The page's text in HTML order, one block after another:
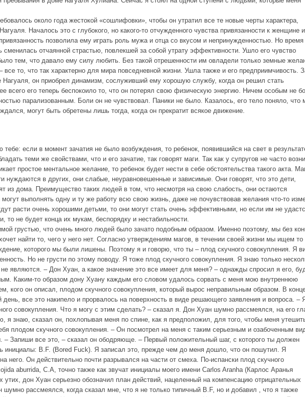
около года жестокой «сошлифовки», чтобы он утратил все те новые черты характера,
Началось это с глубокого, но какого-то отчужденного чувства привязанности к женщине
позволила ему играть роль мужа и отца со вкусом и непринужденностью. Но
сменилась отчаянной страстью, повлекшей за собой утрату эффективности. Ушло его чувство
тем, что давало ему силу любить. Без такой отрешенности им овладели только земные
все то, что так характерно для мира повседневной жизни. Ушла также и его предприимчивость.
он приобрел динамизм, сослуживший ему хорошую службу, когда он решил стать
всего его теперь беспокоило то, что он потерял свою физическую энергию. Ничем особым не
парализованным. Боли он не чувствовал. Паники не было. Казалось, его тело поняло, что
могут быть обретены лишь тогда, когда он прекратит всякое движение.
тебе: если в момент зачатия не было возбуждения, то ребенок, появившийся на свет в
теми же свойствами, что и его зачатие, так говорят маги. Так как у супругов не часто
простое ментальное желание, то ребенок будет нести в себе обстоятельства такого акта.
нуждаются в других, они слабые, неуравновешенные и зависимые. Они говорят, что это дети,
из дома. Преимущество таких людей в том, что несмотря на свою слабость, они остаются
выполнять одну и ту же работу всю свою жизнь, даже не почувствовав желания что-то
расти очень хорошими детьми, то они могут стать очень эффективными, но если им не
то не будет конца их мукам, беспорядку и нестабильности.
грустью, что очень много людей было зачато подобным образом. Именно поэтому, мы без
найти то, чего у него нет. Согласно утверждениям магов, в течении своей жизни мы ищем то
которого мы были лишены. Поэтому я и говорю, что ты – плод скучного совокупления. Я
Но не грусти по этому поводу. Я тоже плод скучного совокупления. Я знаю только
являются. – Дон Хуан, а какое значение это все имеет для меня? – однажды спросил я его,
Каким-то образом дону Хуану каждым его словом удалось сорвать с меня мою внутреннюю
кого он описал, плодом скучного совокупления, который вырос неправильным образом. В
день, все это накипело и прорвалось на поверхность в виде решающего заявления и вопроса. – Я
совокупления. Что я могу с этим сделать? – сказал я. Дон Хуан шумно рассмеялся, на его
я знаю, сказал он, похлопывая меня по спине, как я предположил, для того, чтобы меня
плодом скучного совокупления. – Он посмотрел на меня с таким серьезным и озабоченным
– Запиши все это, – сказал он ободряюще. – Первый положительный шаг, с которого ты должен
инициалы: B.F. (Bored Fuck). Я записал это, прежде чем до меня дошло, что он пошутил. Я
него. Он действительно почти разрывался на части от смеха. По-испански плод скучного
aburrida, C.A, точно также как звучат инициалы моего имени Carlos Aranha (Карлос Аранья
утих, дон Хуан серьезно обозначил план действий, нацеленный на компенсацию отрицательных
шумно рассмеялся, когда сказал мне, что я не только типичный B.F, но и добавил , что я также